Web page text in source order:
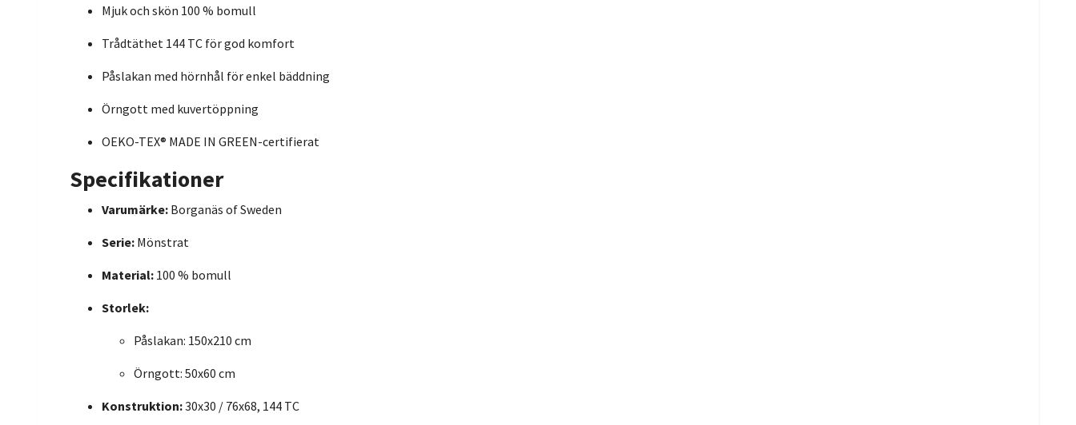
Mjuk och skön 100 % bomull
Trådtäthet 144 TC för god komfort
Påslakan med hörnhål för enkel bäddning
Örngott med kuvertöppning
OEKO-TEX® MADE IN GREEN-certifierat
Specifikationer
Varumärke: Borganäs of Sweden
Serie: Mönstrat
Material: 100 % bomull
Storlek:
Påslakan: 150x210 cm
Örngott: 50x60 cm
Konstruktion:30x30 / 76x68, 144 TC